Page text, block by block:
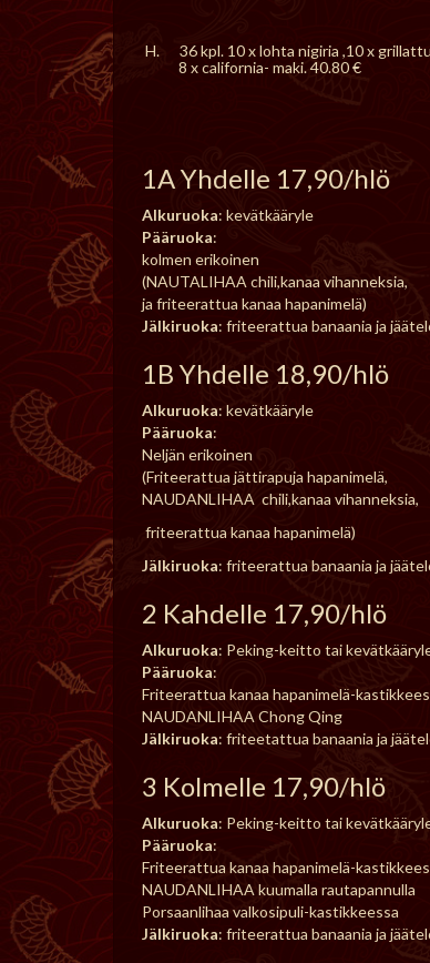
H. 36 kpl. 10 x lohta nigiria ,10 x
8 x california- maki. 40.80 €
1A Yhdelle 17,90/hlö
Alkuruoka: kevätkääryle
Pääruoka:
kolmen erikoinen
(NAUTALIHAA chili,kanaa vihanneksia,
ja friteerattua kanaa hapanimelä)
Jälkiruoka: friteerattua banaania ja
1B Yhdelle 18,90/hlö
Alkuruoka: kevätkääryle
Pääruoka:
Neljän erikoinen
(Friteerattua jättirapuja hapanimelä,
NAUDANLIHAA chili,kanaa vihanneksia,
friteerattua kanaa hapanimelä)
Jälkiruoka: friteerattua banaania ja
2 Kahdelle 17,90/hlö
Alkuruoka: Peking-keitto tai
Pääruoka:
Friteerattua kanaa hapanimelä-
NAUDANLIHAA Chong Qing
Jälkiruoka: friteetattua banaania ja
3 Kolmelle 17,90/hlö
Alkuruoka: Peking-keitto tai
Pääruoka:
Friteerattua kanaa hapanimelä-
NAUDANLIHAA kuumalla rautapannulla
Porsaanlihaa valkosipuli-kastikkeessa
Jälkiruoka: friteerattua banaania ja